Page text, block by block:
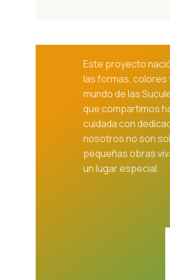
Este proyecto
las formas, colores
mundo de las
que compartimos
cuidada con
nosotros no son
pequeñas obras
un lugar especial.